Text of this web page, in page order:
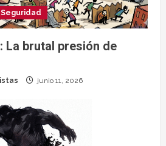
La brutal presión de
junio 11, 2026